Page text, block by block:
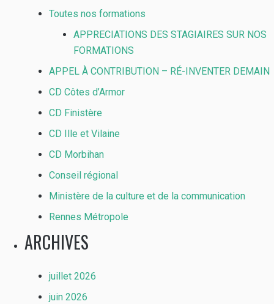
Toutes nos formations
APPRECIATIONS DES STAGIAIRES SUR NOS
FORMATIONS
APPEL À CONTRIBUTION – RÉ-INVENTER DEMAIN
CD Côtes d’Armor
CD Finistère
CD Ille et Vilaine
CD Morbihan
Conseil régional
Ministère de la culture et de la communication
Rennes Métropole
ARCHIVES
juillet 2026
juin 2026